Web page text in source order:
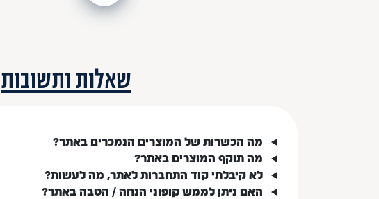
שאלות ותשובות
מה הכשרות של המוצרים הנמכרים באתר?
מה תוקף המוצרים באתר?
לא קיבלתי קוד התחברות לאתר, מה לעשות?
האם ניתן לממש קופוני הנחה / הטבה באתר?